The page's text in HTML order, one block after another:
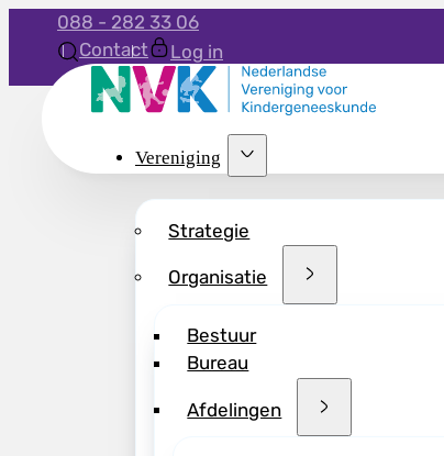
088 - 282 33 06
Contact
Log in
Vereniging
Strategie
Organisatie
Bestuur
Bureau
Afdelingen